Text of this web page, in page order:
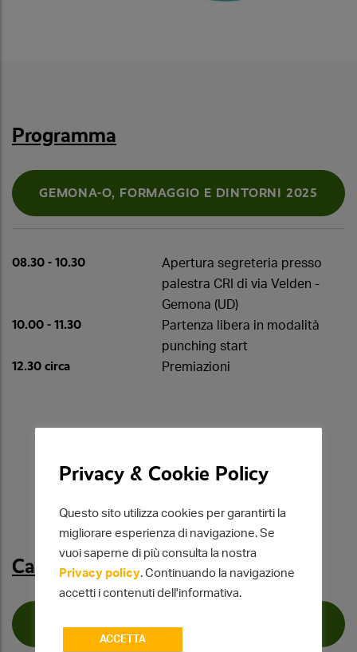
Programma
GEMONA-O, FORMAGGIO E DINTORNI 2025
08.30 - 10.30
Apertura segreteria presso
palestra CRI di via Velden -
Gemona (UD)
10.00 - 11.30
Partenza libera in modalità
punching start
12.30 circa Premiazioni
Caratteristiche del percorso
PERCORSO ESO E BIANCO
Privacy & Cookie Policy
Questo sito utilizza cookies per garantirti la
migliorare esperienza di navigazione. Se
vuoi saperne di più consulta la nostra
Privacy policy. Continuando la navigazione
accetti i contenuti dell'informativa.
ACCETTA